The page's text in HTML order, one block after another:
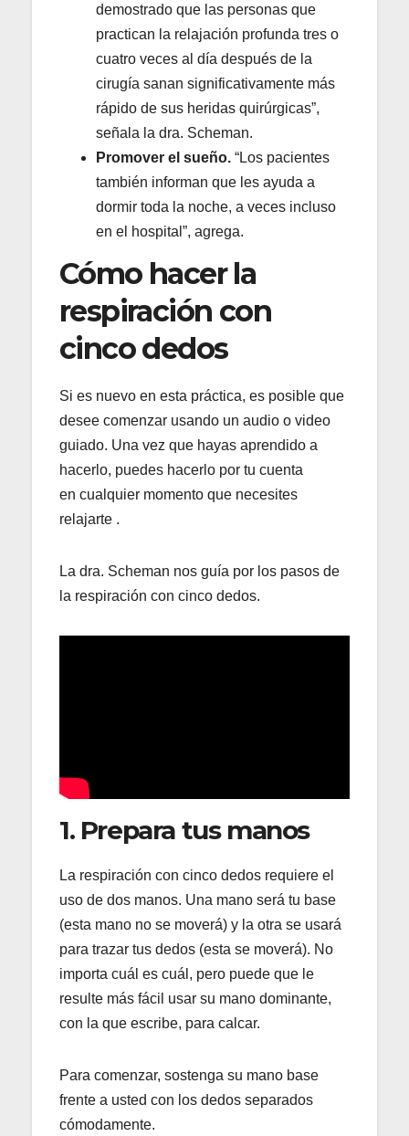
demostrado que las personas que
practican la relajación profunda tres o
cuatro veces al día después de la
cirugía sanan significativamente más
rápido de sus heridas quirúrgicas”,
señala la dra. Scheman.
Promover el sueño. “Los pacientes
también informan que les ayuda a
dormir toda la noche, a veces incluso
en el hospital”, agrega.
Cómo hacer la
respiración con
cinco dedos
Si es nuevo en esta práctica, es posible que
desee comenzar usando un audio o video
guiado. Una vez que hayas aprendido a
hacerlo, puedes hacerlo por tu cuenta
en cualquier momento que necesites
relajarte .
La dra. Scheman nos guía por los pasos de
la respiración con cinco dedos.
1. Prepara tus manos
La respiración con cinco dedos requiere el
uso de dos manos. Una mano será tu base
(esta mano no se moverá) y la otra se usará
para trazar tus dedos (esta se moverá). No
importa cuál es cuál, pero puede que le
resulte más fácil usar su mano dominante,
con la que escribe, para calcar.
Para comenzar, sostenga su mano base
frente a usted con los dedos separados
cómodamente.